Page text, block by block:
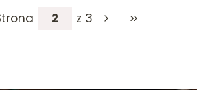
strony z produktami
z 3 Przejdź do